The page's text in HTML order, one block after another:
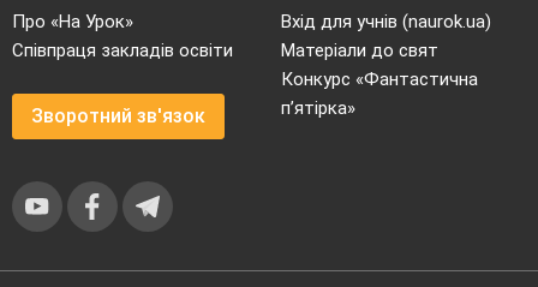
Про «На Урок»
Співпраця закладів освіти
Зворотний зв'язок
Вхід для учнів (naurok.ua)
Матеріали до свят
Конкурс «Фантастична
п’ятірка»